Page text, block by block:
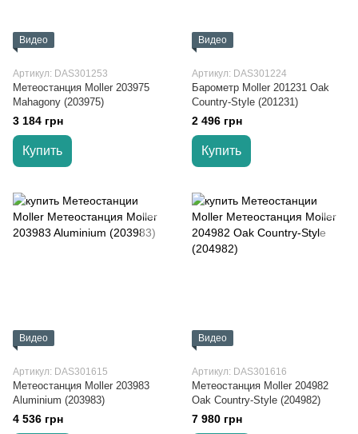
Видео
Артикул: DAS301253
Метеостанция Moller 203975
Mahagony (203975)
3 184 грн
Купить
Видео
Артикул: DAS301224
Барометр Moller 201231 Oak
Country-Style (201231)
2 496 грн
Купить
Видео
Артикул: DAS301615
Метеостанция Moller 203983
Aluminium (203983)
4 536 грн
Видео
Артикул: DAS301616
Метеостанция Moller 204982
Oak Country-Style (204982)
7 980 грн